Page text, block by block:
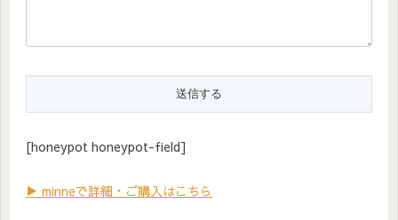
[honeypot honeypot-field]
▶ minneで詳細・ご購入はこちら